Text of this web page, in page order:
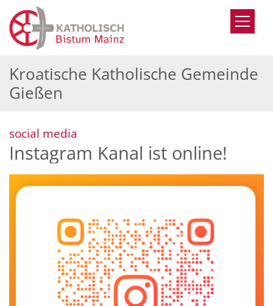
Zum Inhalt springen
Kroatische Katholische Gemeinde
Gießen
social media
Instagram Kanal ist online!